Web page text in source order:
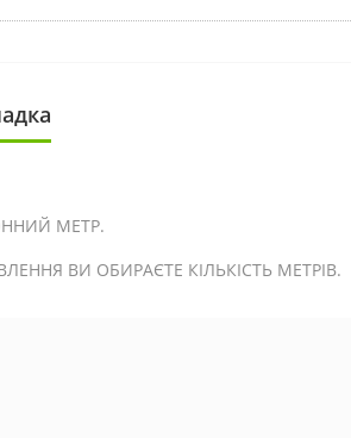
МЕТР.
ВИ ОБИРАЄТЕ КІЛЬКІСТЬ МЕТРІВ.